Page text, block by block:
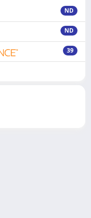
ND
ND
39